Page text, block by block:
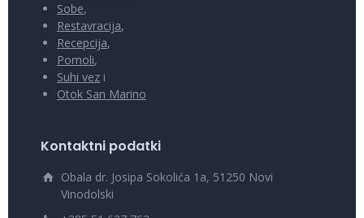
Sobe,
Restavracija,
Recepcija,
Pomoli,
Suhi vez i
Otok San Marino
Kontaktni podatki
Obala dr. Josipa Sokolića 1a, 51250 Novi
Vinodolski